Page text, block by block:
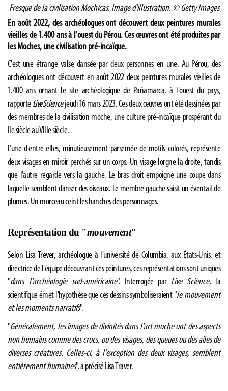
Fresque de la civilisation Mochicas. Image d'illustration. © Getty Images
En août 2022, des archéologues ont découvert deux peintures murales
vieilles de 1.400 ans à l'ouest du Pérou. Ces œuvres ont été produites par
les Moches, une civilisation pré-incaïque.
C'est une étrange valse dansée par deux personnes en une. Au Pérou, des
archéologues ont découvert en août 2022 deux peintures murales vieilles de
1.400 ans ornant le site archéologique de Pañamarca, à l'ouest du pays,
rapporte LiveSciencejeudi 16 mars 2023. Ces deux œuvres ont été dessinées par
des membres de la civilisation moche, une culture pré-incaïque prospérant du
IIe siècle au VIIIe siècle.
L'une d'entre elles, minutieusement parsemée de motifs colorés, représente
deux visages en miroir perchés sur un corps. Un visage lorgne la droite, tandis
que l'autre regarde vers la gauche. Le bras droit empoigne une coupe dans
laquelle semblent danser des oiseaux. Le membre gauche saisit un éventail de
plumes. Un morceau ceint les hanches des personnages.
Représentation du "mouvement"
Selon Lisa Trever, archéologue à l'université de Columbia, aux États-Unis, et
directrice de l'équipe découvrant ces peintures, ces représentations sont uniques
"dans l'archéologie sud-américaine". Interrogée par Live Science, la
scientifique émet l'hypothèse que ces dessins symboliseraient "le mouvement
et les moments narratifs".
"Généralement, les images de divinités dans l'art moche ont des aspects
non humains comme des crocs, ou des visages, des queues ou des ailes de
diverses créatures. Celles-ci, à l'exception des deux visages, semblent
entièrement humaines", a précisé Lisa Traver.